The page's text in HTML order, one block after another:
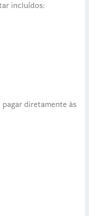
incluídos:
pagar diretamente às